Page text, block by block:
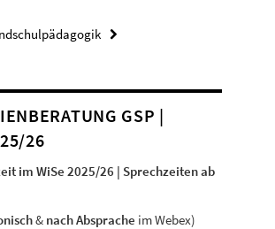
GSP |
26
im WiSe 2025/26 | Sprechzeiten ab
& nach Absprache im Webex)